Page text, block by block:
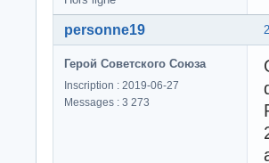
personne19
Герой Советского Союза
Inscription : 2019-06-27
Messages : 3 273